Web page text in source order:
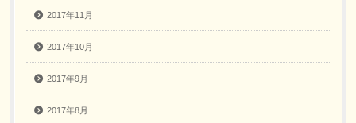
2017年11月
2017年10月
2017年9月
2017年8月